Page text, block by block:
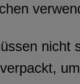
nicht